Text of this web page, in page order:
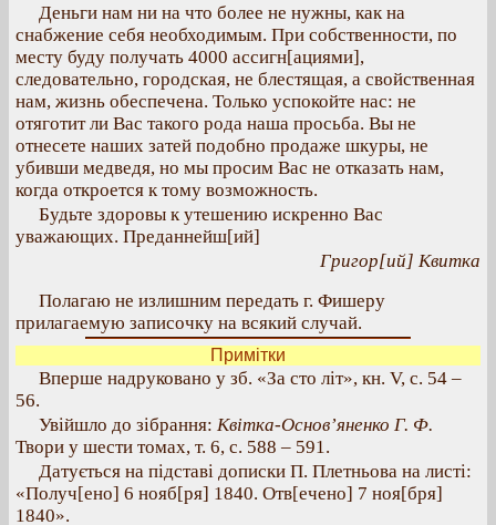
Деньги нам ни на что более не нужны, как на
снабжение себя необходимым. При собственности, по
месту буду получать 4000 ассигн[ациями],
следовательно, городская, не блестящая, а свойственная
нам, жизнь обеспечена. Только успокойте нас: не
отяготит ли Вас такого рода наша просьба. Вы не
отнесете наших затей подобно продаже шкуры, не
убивши медведя, но мы просим Вас не отказать нам,
когда откроется к тому возможность.
Будьте здоровы к утешению искренно Вас
уважающих. Преданнейш[ий]
Григор[ий] Квитка
Полагаю не излишним передать г. Фишеру
прилагаемую записочку на всякий случай.
Примітки
Вперше надруковано у зб. «За сто літ», кн. V, с. 54 –
56.
Увійшло до зібрання: Квітка-Основ’яненко Г. Ф.
Твори у шести томах, т. 6, с. 588 – 591.
Датується на підставі дописки П. Плетньова на листі:
«Получ[ено] 6 нояб[ря] 1840. Отв[ечено] 7 ноя[бря]
1840».